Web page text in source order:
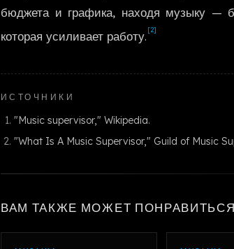
бюджета и графика, находя музыку —
которая усиливает работу. [2]
ИСТОЧНИКИ
"Music supervisor," Wikipedia.
"What Is A Music Supervisor," Guild of Music
ВАМ ТАКЖЕ МОЖЕТ ПОНРАВИТЬСЯ